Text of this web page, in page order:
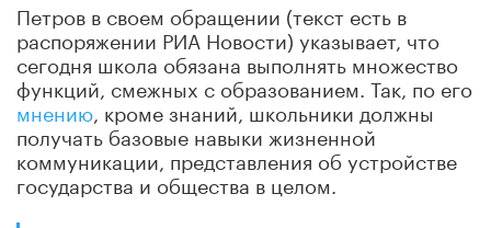
Петров в своем обращении (текст есть в
распоряжении РИА Новости) указывает, что
сегодня школа обязана выполнять множество
функций, смежных с образованием. Так, по его
мнению , кроме знаний, школьники должны
получать базовые навыки жизненной
коммуникации, представления об устройстве
государства и общества в целом.